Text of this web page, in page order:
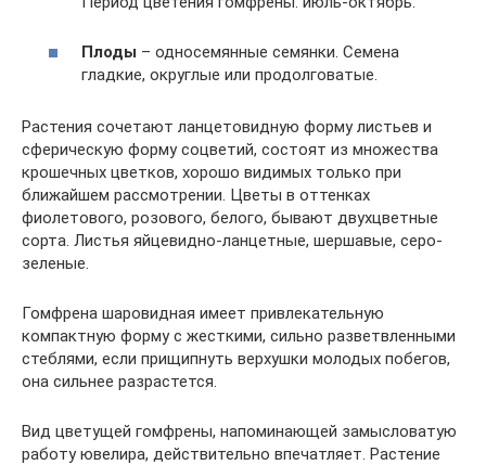
Плоды – односемянные семянки. Семена
гладкие, округлые или продолговатые.
Растения сочетают ланцетовидную форму листьев и
сферическую форму соцветий, состоят из множества
крошечных цветков, хорошо видимых только при
ближайшем рассмотрении. Цветы в оттенках
фиолетового, розового, белого, бывают двухцветные
сорта. Листья яйцевидно-ланцетные, шершавые, серо-
зеленые.
Гомфрена шаровидная имеет привлекательную
компактную форму с жесткими, сильно разветвленными
стеблями, если прищипнуть верхушки молодых побегов,
она сильнее разрастется.
Вид цветущей гомфрены, напоминающей замысловатую
работу ювелира, действительно впечатляет. Растение